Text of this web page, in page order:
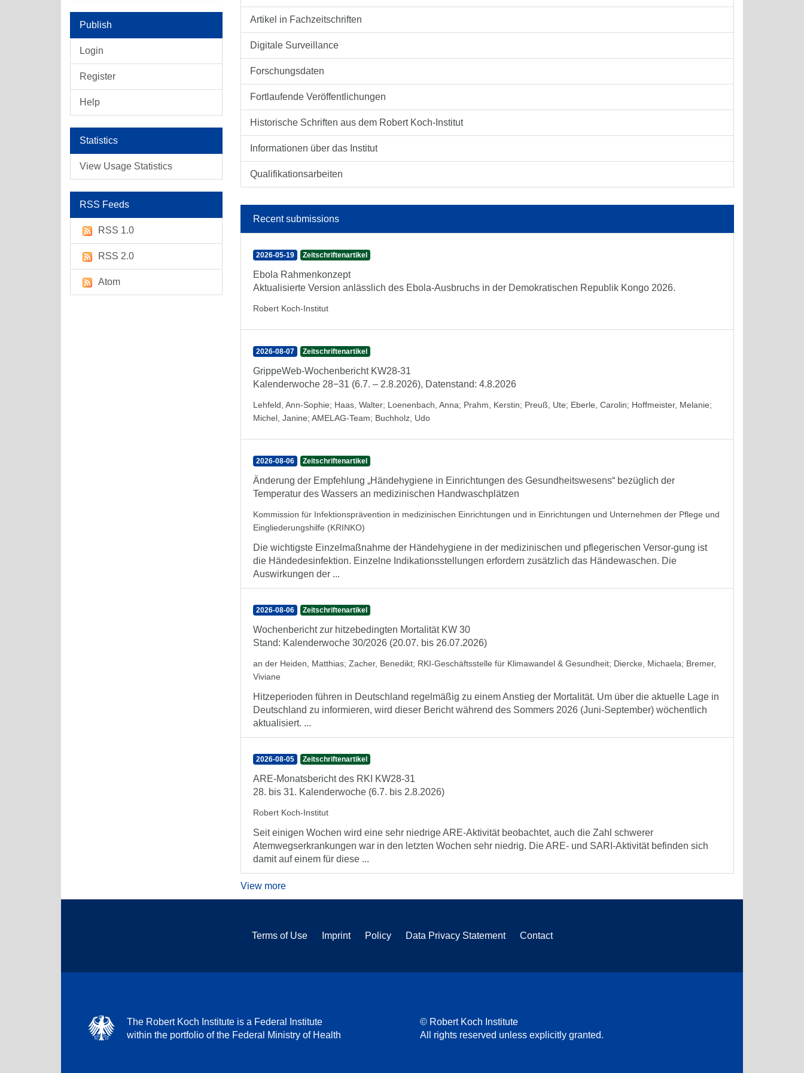
Publish
Login
Register
Help
Statistics
View Usage Statistics
RSS Feeds
RSS 1.0
RSS 2.0
Atom
Artikel in Fachzeitschriften
Digitale Surveillance
Forschungsdaten
Fortlaufende Veröffentlichungen
Historische Schriften aus dem Robert Koch-Institut
Informationen über das Institut
Qualifikationsarbeiten
Recent submissions
2026-05-19 Zeitschriftenartikel
Ebola Rahmenkonzept
Aktualisierte Version anlässlich des Ebola-Ausbruchs in der Demokratischen Republik Kongo 2026.
Robert Koch-Institut
2026-08-07 Zeitschriftenartikel
GrippeWeb-Wochenbericht KW28-31
Kalenderwoche 28−31 (6.7. – 2.8.2026), Datenstand: 4.8.2026
Lehfeld, Ann-Sophie; Haas, Walter; Loenenbach, Anna; Prahm, Kerstin; Preuß, Ute; Eberle, Carolin; Hoffmeister, Melanie;
Michel, Janine; AMELAG-Team; Buchholz, Udo
2026-08-06 Zeitschriftenartikel
Änderung der Empfehlung „Händehygiene in Einrichtungen des Gesundheitswesens“ bezüglich der
Temperatur des Wassers an medizinischen Handwaschplätzen
Kommission für Infektionsprävention in medizinischen Einrichtungen und in Einrichtungen und Unternehmen der Pflege und
Eingliederungshilfe (KRINKO)
Die wichtigste Einzelmaßnahme der Händehygiene in der medizinischen und pflegerischen Versor-gung ist
die Händedesinfektion. Einzelne Indikationsstellungen erfordern zusätzlich das Händewaschen. Die
Auswirkungen der ...
2026-08-06 Zeitschriftenartikel
Wochenbericht zur hitzebedingten Mortalität KW 30
Stand: Kalenderwoche 30/2026 (20.07. bis 26.07.2026)
an der Heiden, Matthias; Zacher, Benedikt; RKI-Geschäftsstelle für Klimawandel & Gesundheit; Diercke, Michaela; Bremer,
Viviane
Hitzeperioden führen in Deutschland regelmäßig zu einem Anstieg der Mortalität. Um über die aktuelle Lage in
Deutschland zu informieren, wird dieser Bericht während des Sommers 2026 (Juni-September) wöchentlich
aktualisiert. ...
2026-08-05 Zeitschriftenartikel
ARE-Monatsbericht des RKI KW28-31
28. bis 31. Kalenderwoche (6.7. bis 2.8.2026)
Robert Koch-Institut
Seit einigen Wochen wird eine sehr niedrige ARE-Aktivität beobachtet, auch die Zahl schwerer
Atemwegserkrankungen war in den letzten Wochen sehr niedrig. Die ARE- und SARI-Aktivität befinden sich
damit auf einem für diese ...
View more
Terms of Use Imprint Policy Data Privacy Statement Contact
The Robert Koch Institute is a Federal Institute
within the portfolio of the Federal Ministry of Health
© Robert Koch Institute
All rights reserved unless explicitly granted.